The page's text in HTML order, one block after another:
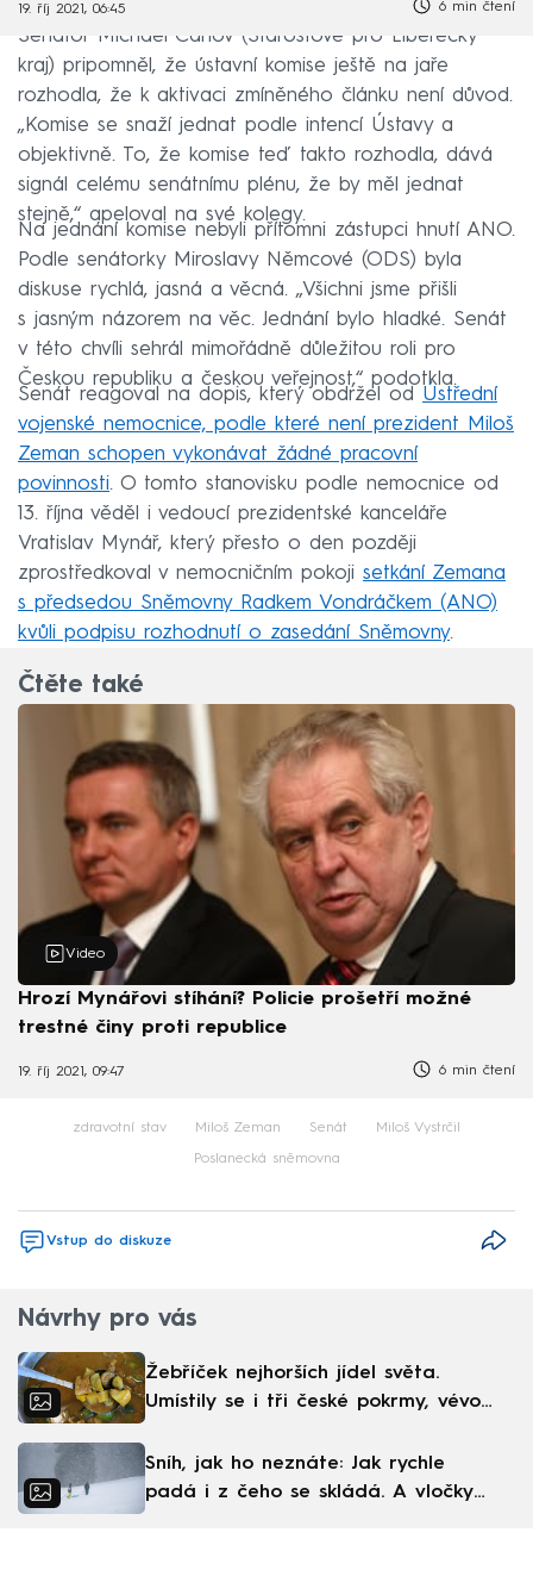
19. říj 2021, 06:45 6 min čtení
Senátor Michael Canov (Starostové pro Liberecký
kraj) pripomněl, že ústavní komise ještě na jaře
rozhodla, že k aktivaci zmíněného článku není důvod.
„Komise se snaží jednat podle intencí Ústavy a
objektivně. To, že komise teď takto rozhodla, dává
signál celému senátnímu plénu, že by měl jednat
stejně,“ apeloval na své kolegy.
Na jednání komise nebyli přítomni zástupci hnutí ANO.
Podle senátorky Miroslavy Němcové (ODS) byla
diskuse rychlá, jasná a věcná. „Všichni jsme přišli
s jasným názorem na věc. Jednání bylo hladké. Senát
v této chvíli sehrál mimořádně důležitou roli pro
Českou republiku a českou veřejnost,“ podotkla.
Senát reagoval na dopis, který obdržel od Ústřední
vojenské nemocnice, podle které není prezident Miloš
Zeman schopen vykonávat žádné pracovní
povinnosti. O tomto stanovisku podle nemocnice od
13. října věděl i vedoucí prezidentské kanceláře
Vratislav Mynář, který přesto o den později
zprostředkoval v nemocničním pokoji setkání Zemana
s předsedou Sněmovny Radkem Vondráčkem (ANO)
kvůli podpisu rozhodnutí o zasedání Sněmovny.
Čtěte také
Video
Hrozí Mynářovi stíhání? Policie prošetří možné
trestné činy proti republice
19. říj 2021, 09:47 6 min čtení
zdravotní stav Miloš Zeman Senát Miloš Vystrčil
Poslanecká sněmovna
Vstup do diskuze
Návrhy pro vás
Žebříček nejhorších jídel světa.
Umístily se i tři české pokrmy, vévodí
Sníh, jak ho neznáte: Jak rychle
padá i z čeho se skládá. A vločky